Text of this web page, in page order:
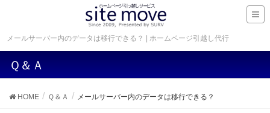
メールサーバー内のデータは移行できる？ | ホームページ引越し代行
Ｑ＆Ａ
HOME Ｑ＆Ａ メールサーバー内のデータは移行できる？